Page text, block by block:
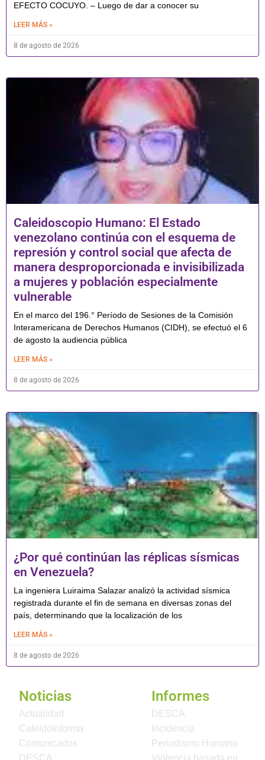
EFECTO COCUYO. – Luego de dar a conocer su
LEER MÁS »
8 de agosto de 2026
Caleidoscopio Humano: El Estado
venezolano continúa con el esquema de
represión y control social que afecta de
manera desproporcionada e invisibilizada
a mujeres y población especialmente
vulnerable
En el marco del 196.° Período de Sesiones de la Comisión
Interamericana de Derechos Humanos (CIDH), se efectuó el 6
de agosto la audiencia pública
LEER MÁS »
8 de agosto de 2026
¿Por qué continúan las réplicas sísmicas
en Venezuela?
La ingeniera Luiraima Salazar analizó la actividad sísmica
registrada durante el fin de semana en diversas zonas del
país, determinando que la localización de los
LEER MÁS »
8 de agosto de 2026
Noticias
Actualidad
CaleidoInforma
Comunicados
Informes
DESCA
Incidencia
Periodismo Humano